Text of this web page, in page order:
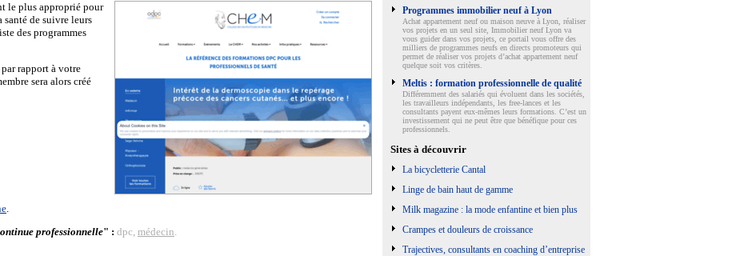
le plus approprié pour
santé de suivre leurs
des programmes
rapport à votre
sera alors créé
.
professionnelle" : dpc, médecin.
Programmes immobilier neuf à Lyon
Achat appartement neuf ou maison neuve à Lyon, réaliser
vos projets en un seul site, Immobilier neuf Lyon va
vous guider dans vos projets, ce portail vous offre des
milliers de programmes neufs en directs promoteurs qui
permet de réaliser vos projets d’achat appartement neuf
quelque soit vos critères.
Meltis : formation professionnelle de qualité
Différemment des salariés qui évoluent dans les sociétés,
les travailleurs indépendants, les free-lances et les
consultants payent eux-mêmes leurs formations. C’est un
investissement qui ne peut être que bénéfique pour ces
professionnels.
Sites à découvrir
La bicycletterie Cantal
Linge de bain haut de gamme
Milk magazine : la mode enfantine et bien plus
Crampes et douleurs de croissance
Trajectives, consultants en coaching d’entreprise